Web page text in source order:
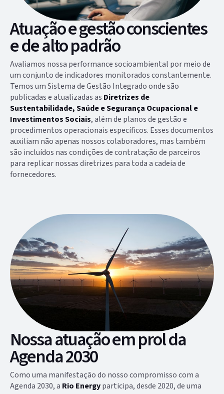
Atuação e gestão conscientes
e de alto padrão
Avaliamos nossa performance socioambiental por meio de
um conjunto de indicadores monitorados constantemente.
Temos um Sistema de Gestão Integrado onde são
publicadas e atualizadas as Diretrizes de
Sustentabilidade, Saúde e Segurança Ocupacional e
Investimentos Sociais, além de planos de gestão e
procedimentos operacionais específicos. Esses documentos
auxiliam não apenas nossos colaboradores, mas também
são incluídos nas condições de contratação de parceiros
para replicar nossas diretrizes para toda a cadeia de
fornecedores.
Nossa atuação em prol da
Agenda 2030
Como uma manifestação do nosso compromisso com a
Agenda 2030, a Rio Energyparticipa, desde 2020, de uma